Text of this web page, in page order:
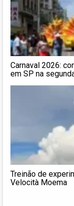
Carnaval 2026:
em SP na
Treinão de
Velocità Moema